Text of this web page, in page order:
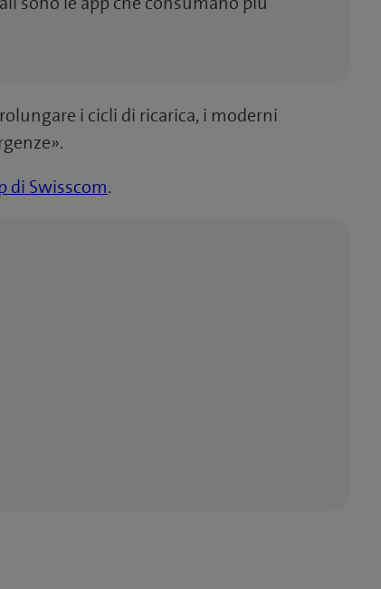
i cicli di ricarica, i moderni
di Swisscom.